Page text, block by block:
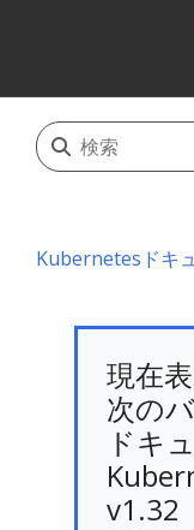
Kubernetesドキ
現在
次の
ドキ
v1.32